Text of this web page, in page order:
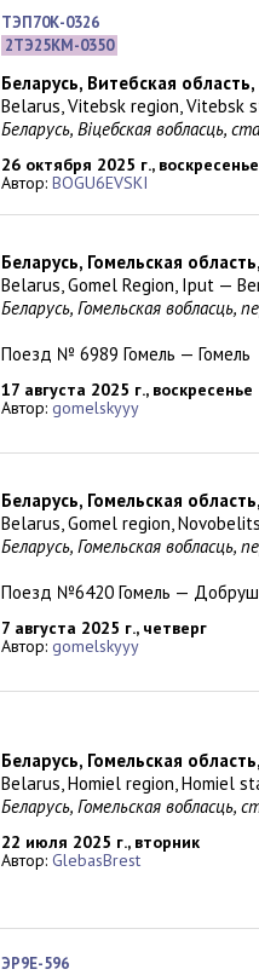
ТЭП70К-0326
2ТЭ25КМ-0350
Беларусь, Витебская
Belarus, Vitebsk region, Vitebsk
Беларусь, Віцебская вобласць,
26 октября 2025 г., воскресенье
Автор: BOGU6EVSKI
Беларусь, Гомельская
Belarus, Gomel Region, Iput —
Беларусь, Гомельская вобласць,
Поезд № 6989 Гомель — Гомель
17 августа 2025 г., воскресенье
Автор: gomelskyyy
Беларусь, Гомельская
Belarus, Gomel region,
Беларусь, Гомельская вобласць,
Поезд №6420 Гомель — Добруш
7 августа 2025 г., четверг
Автор: gomelskyyy
Беларусь, Гомельская
Belarus, Homiel region, Homiel
Беларусь, Гомельская вобласць,
22 июля 2025 г., вторник
Автор: GlebasBrest
ЭР9Е-596